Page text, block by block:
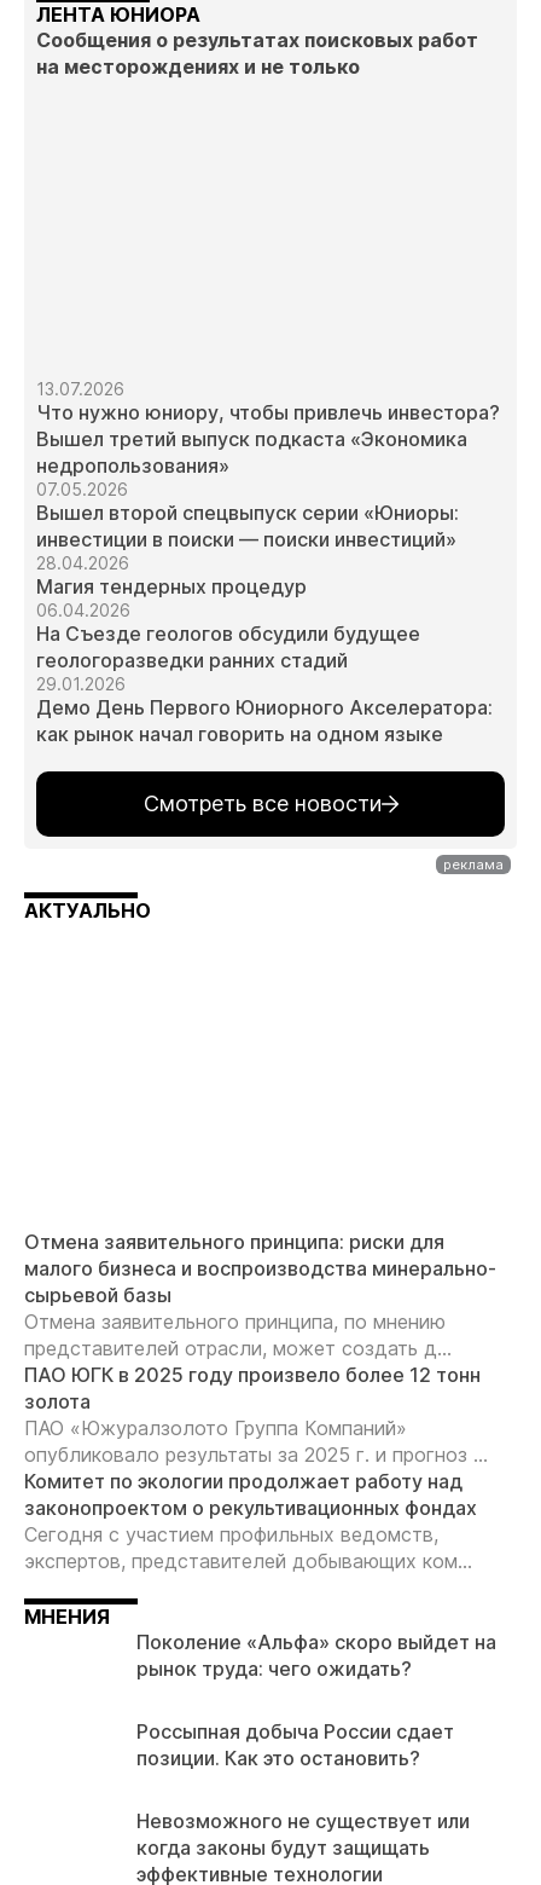
ЛЕНТА ЮНИОРА
Сообщения о результатах поисковых работ
на месторождениях и не только
13.07.2026
Что нужно юниору, чтобы привлечь инвестора?
Вышел третий выпуск подкаста «Экономика
недропользования»
07.05.2026
Вышел второй спецвыпуск серии «Юниоры:
инвестиции в поиски — поиски инвестиций»
28.04.2026
Магия тендерных процедур
06.04.2026
На Съезде геологов обсудили будущее
геологоразведки ранних стадий
29.01.2026
Демо День Первого Юниорного Акселератора:
как рынок начал говорить на одном языке
Смотреть все новости
АКТУАЛЬНО
Отмена заявительного принципа: риски для
малого бизнеса и воспроизводства минерально-
сырьевой базы
Отмена заявительного принципа, по мнению
представителей отрасли, может создать д...
ПАО ЮГК в 2025 году произвело более 12 тонн
золота
ПАО «Южуралзолото Группа Компаний»
опубликовало результаты за 2025 г. и прогноз ...
Комитет по экологии продолжает работу над
законопроектом о рекультивационных фондах
Сегодня с участием профильных ведомств,
экспертов, представителей добывающих ком...
МНЕНИЯ
Поколение «Альфа» скоро выйдет на
рынок труда: чего ожидать?
Россыпная добыча России сдает
позиции. Как это остановить?
Невозможного не существует или
когда законы будут защищать
эффективные технологии